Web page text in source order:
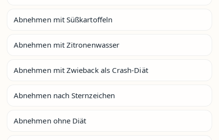
Abnehmen mit Süßkartoffeln
Abnehmen mit Zitronenwasser
Abnehmen mit Zwieback als Crash-Diät
Abnehmen nach Sternzeichen
Abnehmen ohne Diät